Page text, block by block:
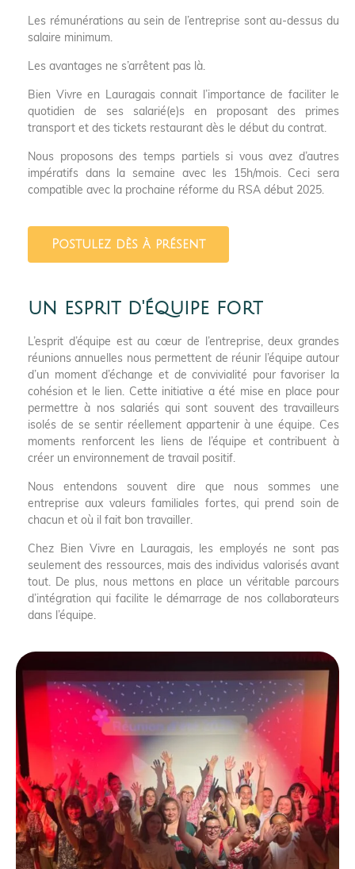
Les rémunérations au sein de l’entreprise sont au-dessus du
salaire minimum.
Les avantages ne s’arrêtent pas là.
Bien Vivre en Lauragais connait l’importance de faciliter le
quotidien de ses salarié(e)s en proposant des primes
transport et des tickets restaurant dès le début du contrat.
Nous proposons des temps partiels si vous avez d’autres
impératifs dans la semaine avec les 15h/mois. Ceci sera
compatible avec la prochaine réforme du RSA début 2025.
Postulez dès à présent
un esprit d'équipe fort
L’esprit d’équipe est au cœur de l’entreprise, deux grandes
réunions annuelles nous permettent de réunir l’équipe autour
d’un moment d’échange et de convivialité pour favoriser la
cohésion et le lien. Cette initiative a été mise en place pour
permettre à nos salariés qui sont souvent des travailleurs
isolés de se sentir réellement appartenir à une équipe. Ces
moments renforcent les liens de l’équipe et contribuent à
créer un environnement de travail positif.
Nous entendons souvent dire que nous sommes une
entreprise aux valeurs familiales fortes, qui prend soin de
chacun et où il fait bon travailler.
Chez Bien Vivre en Lauragais, les employés ne sont pas
seulement des ressources, mais des individus valorisés avant
tout. De plus, nous mettons en place un véritable parcours
d’intégration qui facilite le démarrage de nos collaborateurs
dans l’équipe.